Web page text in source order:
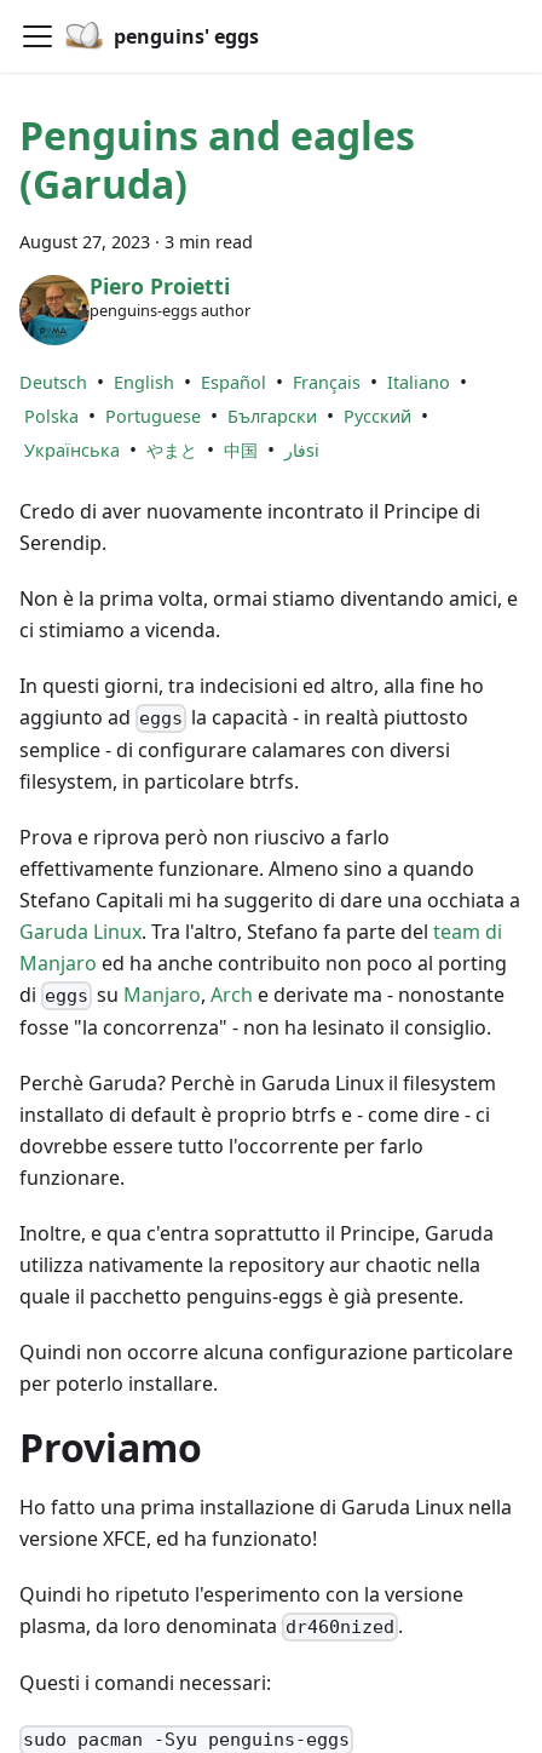
penguins' eggs
Penguins and eagles
(Garuda)
August 27, 2023 · 3 min read
Piero Proietti
penguins-eggs author
Deutsch • English • Español • Français • Italiano •
Polska • Portuguese • Български • Русский •
Українська • やまと • 中国 • فارsi
Credo di aver nuovamente incontrato il Principe di
Serendip.
Non è la prima volta, ormai stiamo diventando amici, e
ci stimiamo a vicenda.
In questi giorni, tra indecisioni ed altro, alla fine ho
aggiunto ad eggs la capacità - in realtà piuttosto
semplice - di configurare calamares con diversi
filesystem, in particolare btrfs.
Prova e riprova però non riuscivo a farlo
effettivamente funzionare. Almeno sino a quando
Stefano Capitali mi ha suggerito di dare una occhiata a
Garuda Linux. Tra l'altro, Stefano fa parte del team di
Manjaro ed ha anche contribuito non poco al porting
di eggs su Manjaro,Arch e derivate ma - nonostante
fosse "la concorrenza" - non ha lesinato il consiglio.
Perchè Garuda? Perchè in Garuda Linux il filesystem
installato di default è proprio btrfs e - come dire - ci
dovrebbe essere tutto l'occorrente per farlo
funzionare.
Inoltre, e qua c'entra soprattutto il Principe, Garuda
utilizza nativamente la repository aur chaotic nella
quale il pacchetto penguins-eggs è già presente.
Quindi non occorre alcuna configurazione particolare
per poterlo installare.
Proviamo
Ho fatto una prima installazione di Garuda Linux nella
versione XFCE, ed ha funzionato!
Quindi ho ripetuto l'esperimento con la versione
plasma, da loro denominata dr460nized .
Questi i comandi necessari:
sudo pacman -Syu penguins-eggs